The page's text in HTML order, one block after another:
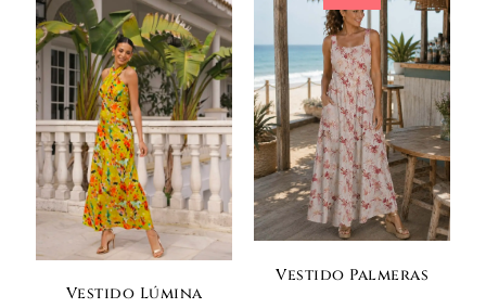
Vestido Lúmina
Vestido Palmeras